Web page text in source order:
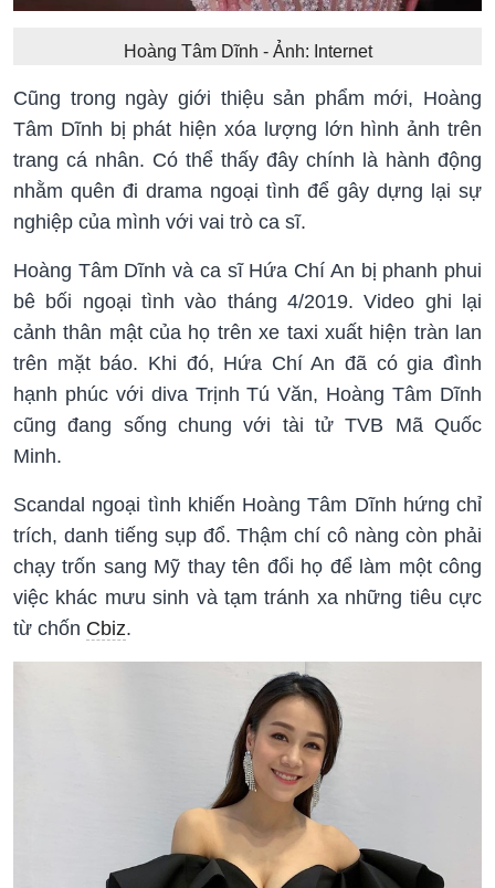
Hoàng Tâm Dĩnh - Ảnh: Internet
Cũng trong ngày giới thiệu sản phẩm mới, Hoàng
Tâm Dĩnh bị phát hiện xóa lượng lớn hình ảnh trên
trang cá nhân. Có thể thấy đây chính là hành động
nhằm quên đi drama ngoại tình để gây dựng lại sự
nghiệp của mình với vai trò ca sĩ.
Hoàng Tâm Dĩnh và ca sĩ Hứa Chí An bị phanh phui
bê bối ngoại tình vào tháng 4/2019. Video ghi lại
cảnh thân mật của họ trên xe taxi xuất hiện tràn lan
trên mặt báo. Khi đó, Hứa Chí An đã có gia đình
hạnh phúc với diva Trịnh Tú Văn, Hoàng Tâm Dĩnh
cũng đang sống chung với tài tử TVB Mã Quốc
Minh.
Scandal ngoại tình khiến Hoàng Tâm Dĩnh hứng chỉ
trích, danh tiếng sụp đổ. Thậm chí cô nàng còn phải
chạy trốn sang Mỹ thay tên đổi họ để làm một công
việc khác mưu sinh và tạm tránh xa những tiêu cực
từ chốn Cbiz.